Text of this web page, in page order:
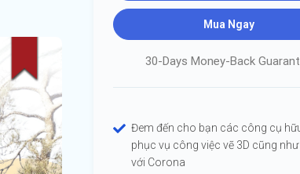
Mua Ngay
30-Days Money-Back
Đem đến cho bạn các công cụ
phục vụ công việc vẽ 3D cũng như
với Corona